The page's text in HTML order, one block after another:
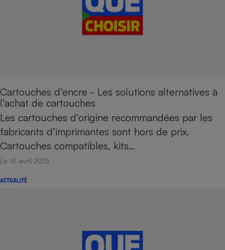
Cartouches d’encre - Les solutions alternatives à
l’achat de cartouches
Les cartouches d’origine recommandées par les
fabricants d’imprimantes sont hors de prix.
Cartouches compatibles, kits…
Le 15 avril 2015
ACTUALITÉ